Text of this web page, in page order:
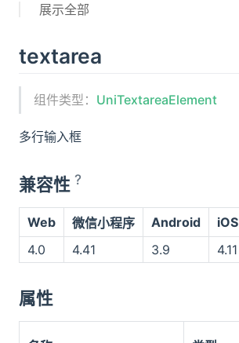
展示全部
textarea
组件类型： UniTextareaElement
多行输入框
兼容性?
Web 微信小程序 Android iOS
4.0
4.41 3.9 4.11
属性